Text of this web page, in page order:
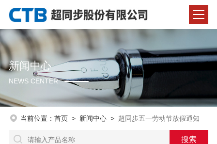
新闻中心
NEWS CENTER
当前位置： 首页> 新闻中心> 超同步五一劳动节放假通知